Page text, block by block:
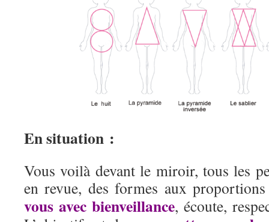
En situation :
Vous voilà devant le miroir, tous les
en revue, des formes aux
vous avec bienveillance, écoute,